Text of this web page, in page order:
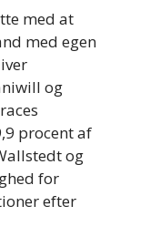
med at
med egen
og
procent af
og
for
efter